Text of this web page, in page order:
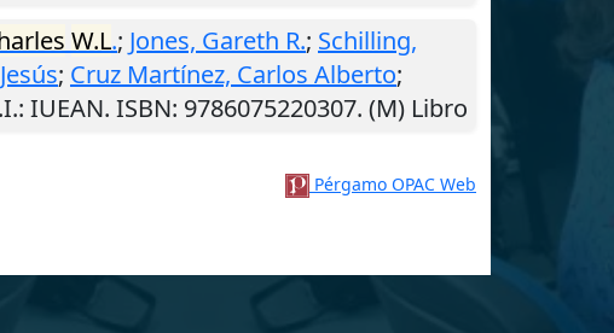
W.L.; Jones, Gareth R.; Schilling,
; Cruz Martínez, Carlos Alberto;
: IUEAN. ISBN: 9786075220307. (M) Libro
Pérgamo OPAC Web